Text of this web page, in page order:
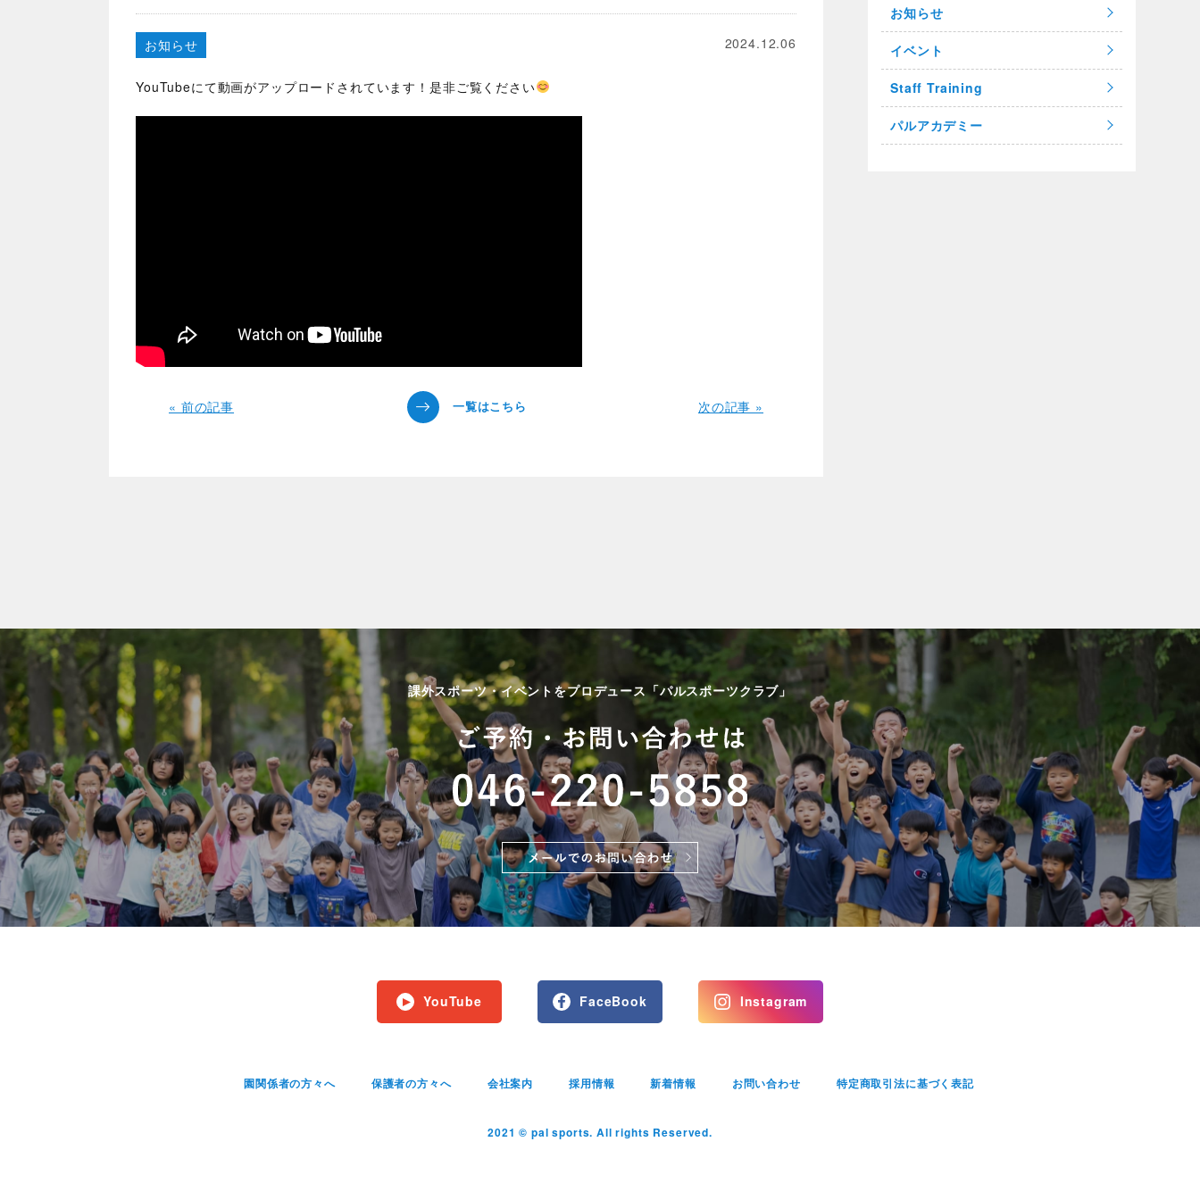
2024.12.06
お知らせ
YouTubeにて動画がアップロードされています！是非ご覧ください
« 前の記事 次の記事 »
お知らせ
イベント
Staff Training
パルアカデミー
課外スポーツ・イベントをプロデュース「パルスポーツクラブ」
YouTube FaceBook Instagram
園関係者の方々へ 保護者の方々へ 会社案内 採用情報 新着情報 お問い合わせ 特定商取引法に基づく表記
2021 © pal sports. All rights Reserved.